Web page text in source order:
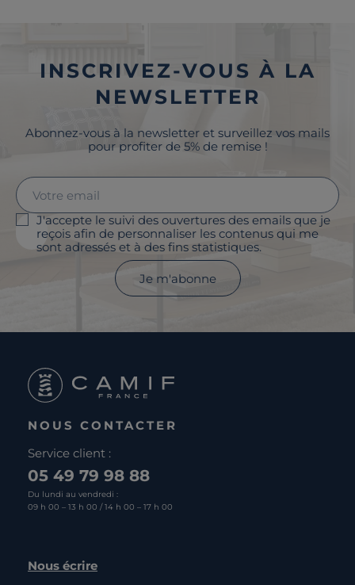
INSCRIVEZ-VOUS À LA
NEWSLETTER
Abonnez-vous à la newsletter et surveillez vos mails
pour profiter de 5% de remise !
J'accepte le suivi des ouvertures des emails que je
reçois afin de personnaliser les contenus qui me
sont adressés et à des fins statistiques.
Je m'abonne
NOUS CONTACTER
Service client :
05 49 79 98 88
Du lundi au vendredi :
09 h 00 – 13 h 00 / 14 h 00 – 17 h 00
Nous écrire